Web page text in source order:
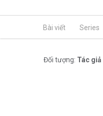
Bài viết Series
Đối tượng: Tác giả